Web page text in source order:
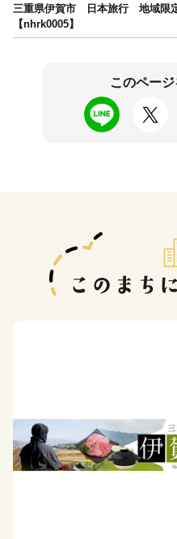
三重県伊賀市 日本旅行 地域限
【nhrk0005】
このペー